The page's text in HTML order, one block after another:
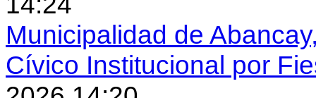
Municipalidad de
Cívico Institucional por